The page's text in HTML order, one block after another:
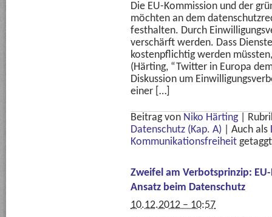
Die EU-Kommission und der
möchten an dem
festhalten. Durch
verschärft werden. Dass
kostenpflichtig werden
(Härting, “Twitter in Europa
Diskussion um
einer […]
Beitrag von Niko Härting
Datenschutz (Kap. A)
Auch als
Kommunikationsfreiheit getaggt
Zweifel am Verbotsprinzip:
Ansatz beim Datenschutz
10.12.2012 – 10:57